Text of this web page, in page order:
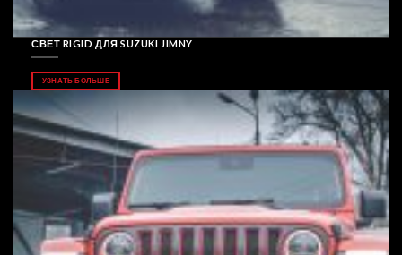
СВЕТ RIGID ДЛЯ SUZUKI JIMNY
УЗНАТЬ БОЛЬШЕ